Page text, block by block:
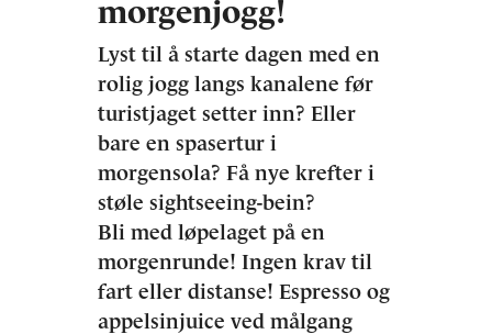
morgenjogg!
Lyst til å starte dagen med en
rolig jogg langs kanalene før
turistjaget setter inn? Eller
bare en spasertur i
morgensola? Få nye krefter i
støle sightseeing-bein?
Bli med løpelaget på en
morgenrunde! Ingen krav til
fart eller distanse! Espresso og
appelsinjuice ved målgang